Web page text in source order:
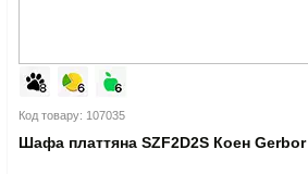
Код товару: 107035
Шафа платтяна SZF2D2S Коен Gerbor